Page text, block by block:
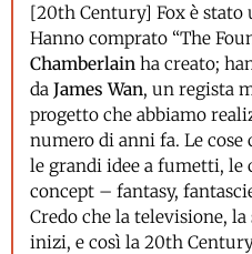
[20th Century] Fox è stato
Hanno comprato “The
Chamberlain ha creato;
daJames Wan, un regista
progetto che abbiamo
numero di anni fa. Le cose
le grandi idee a fumetti, le
concept – fantasy,
Credo che la televisione,
inizi, e così la 20th